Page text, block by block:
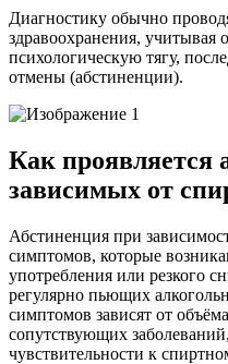
Диагностику обычно
здравоохранения, учитывая
психологическую тягу,
отмены (абстиненции).
Как проявляется
зависимых от
Абстиненция при
симптомов, которые
употребления или резкого
регулярно пьющих
симптомов зависят от
сопутствующих
чувствительности к